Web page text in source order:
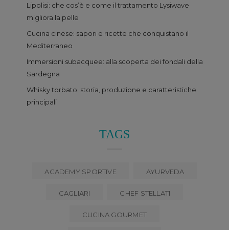
Lipolisi: che cos’è e come il trattamento Lysiwave
migliora la pelle
Cucina cinese: sapori e ricette che conquistano il
Mediterraneo
Immersioni subacquee: alla scoperta dei fondali della
Sardegna
Whisky torbato: storia, produzione e caratteristiche
principali
TAGS
ACADEMY SPORTIVE AYURVEDA
CAGLIARI CHEF STELLATI
CUCINA GOURMET